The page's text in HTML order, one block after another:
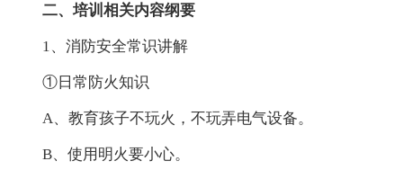
二、培训相关内容纲要
1、消防安全常识讲解
①日常防火知识
A、教育孩子不玩火，不玩弄电气设备。
B、使用明火要小心。